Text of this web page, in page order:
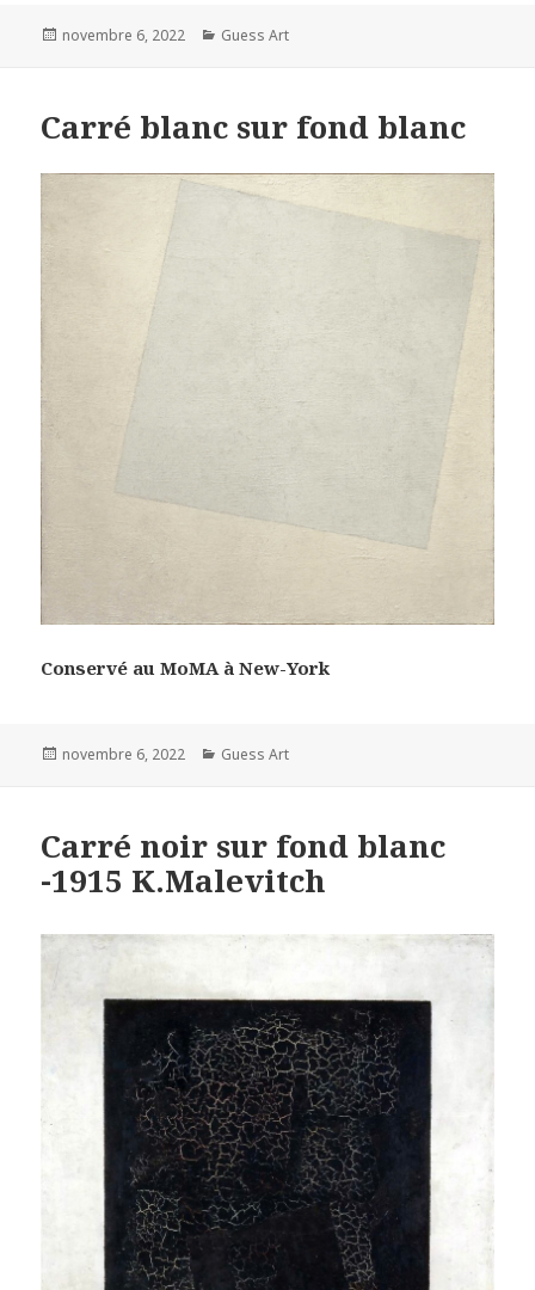
Posted
novembre 6, 2022 Categories
Guess Art
Carré blanc sur fond blanc
Conservé au MoMA à New-York
Posted
novembre 6, 2022 Categories
Guess Art
Carré noir sur fond blanc
-1915 K.Malevitch